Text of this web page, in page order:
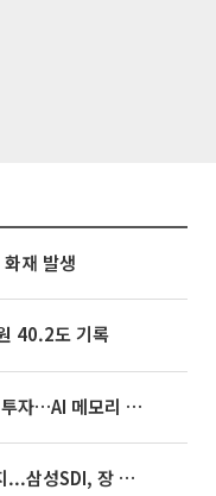
재 발생
40.2도 기록
SK하이닉스, 용인·청주에 54조 투자…AI 메모리 생산기지 키운다
[특징주] 반도체 온기 탄 2차전지...삼성SDI, 장 초반 7% 넘게 껑충